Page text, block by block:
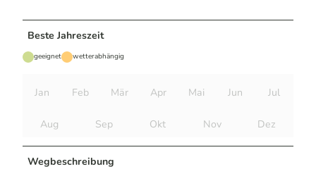
Beste Jahreszeit
geeignet wetterabhängig
Jan Feb Mär Apr Mai Jun Jul
Aug Sep Okt Nov Dez
Wegbeschreibung